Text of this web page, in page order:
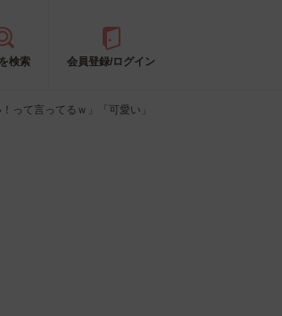
検索 会員登録/ログイン
って言ってるｗ」「可愛い」